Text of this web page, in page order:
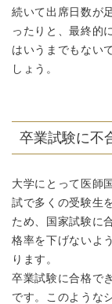
続いて出席日数が
ったりと、最終的
はいうまでもない
しょう。
卒業試験に不
大学にとって医師
試で多くの受験生
ため、国家試験に
格率を下げないよ
ります。
卒業試験に合格で
です。このような